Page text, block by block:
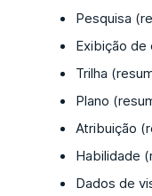
Pesquisa
Exibição
Trilha
Plano
Atribuição
Habilidade
Dados de